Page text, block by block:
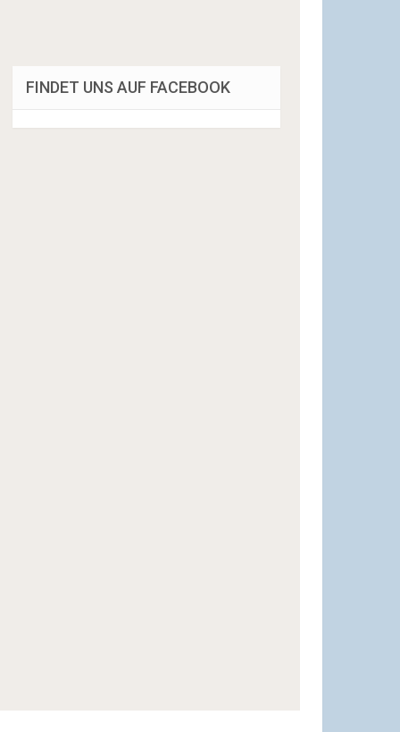
FINDET UNS AUF FACEBOOK